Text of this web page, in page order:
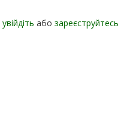
увійдіть або зареєструйтесь